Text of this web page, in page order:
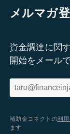
メルマガ
資金調達に関
開始をメール
補助金コネクトの利
ます